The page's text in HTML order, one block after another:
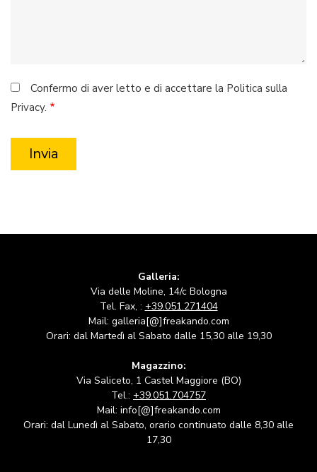
Confermo di aver letto e di accettare la Politica sulla
Privacy.
Galleria:
Via delle Moline, 14/c Bologna
Tel. Fax, : +39.051.271404
Mail: galleria[@]freakando.com
Orari: dal Martedì al Sabato dalle 15,30 alle 19,30
Magazzino:
Via Saliceto, 1 Castel Maggiore (BO)
Tel.: +39.051.704757
Mail: info[@]freakando.com
Orari: dal Lunedì al Sabato, orario continuato dalle 8,30 alle
17,30